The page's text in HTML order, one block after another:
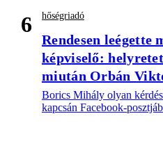
6 hőségriadó
Rendesen leégette
képviselő:
miután Orbán
Borics Mihály olyan
kapcsán Facebook-